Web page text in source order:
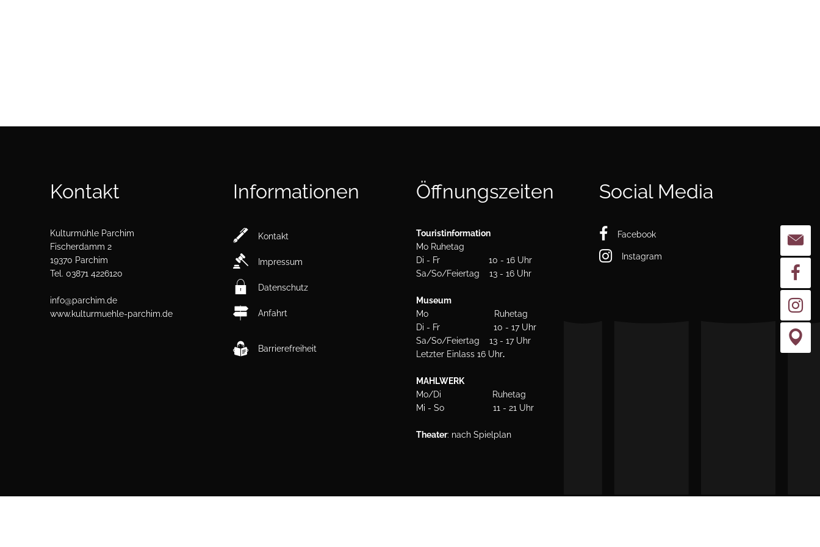
Anfahrt Bus
Tickets Museum
Tickets Führungen
Impressionen
Publikationen
Kontakt
Kontakt
Kulturmühle Parchim
Fischerdamm 2
19370 Parchim
Tel. 03871 4226120
info@parchim.de
www.kulturmuehle-parchim.de
Informationen
Kontakt
Impressum
Datenschutz
Anfahrt
Barrierefreiheit
Öffnungszeiten
Touristinformation
Mo Ruhetag
Di - Fr 10 - 16 Uhr
Sa/So/Feiertag 13 - 16 Uhr
Museum
Mo Ruhetag
Di - Fr 10 - 17 Uhr
Sa/So/Feiertag 13 - 17 Uhr
Letzter Einlass 16 Uhr.
MAHLWERK
Mo/Di Ruhetag
Mi - So 11 - 21 Uhr
Theater: nach Spielplan
Social Media
Facebook
Instagram